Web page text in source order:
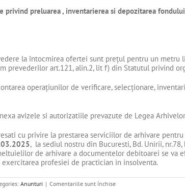
privind preluarea , inventarierea si depozitarea
la întocmirea ofertei sunt prețul pentru un metru
prevederilor art.121, alin.2, lit f) din Statutul privind
operațiunilor de verificare, selecționare,
avizele si autorizatiile prevazute de Legea
cu privire la prestarea serviciilor de arhivare
, la sediul nostru din Bucuresti, Bd. Unirii, nr.78,
de arhivare a documentelor debitoarei se
profesiei de practician in insolventa.
Anunturi | Comentariile sunt închisepentru